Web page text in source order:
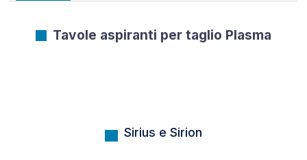
Tavole aspiranti per taglio Plasma
Sirius e Sirion